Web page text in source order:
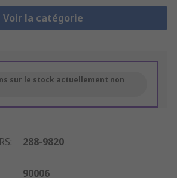
Voir la catégorie
sur le stock actuellement non
:
288-9820
90006